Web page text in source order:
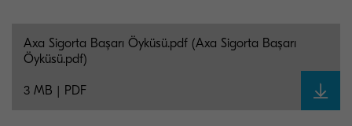
Axa Sigorta Başarı Öyküsü.pdf (Axa Sigorta Başarı
Öyküsü.pdf)
3 MB | PDF